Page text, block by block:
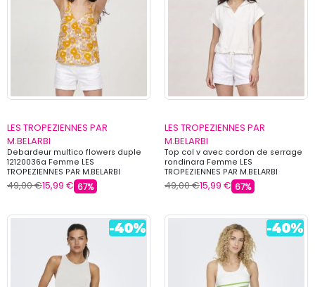
LES TROPEZIENNES PAR
M.BELARBI
Debardeur multico flowers duple
12120036a Femme LES
TROPEZIENNES PAR M.BELARBI
49,00 €15,99 € 67%
LES TROPEZIENNES PAR
M.BELARBI
Top col v avec cordon de serrage
rondinara Femme LES
TROPEZIENNES PAR M.BELARBI
49,00 €15,99 € 67%